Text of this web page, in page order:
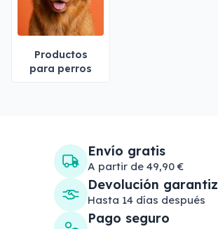
Productos
para perros
Envío gratis
A partir de 49,90 €
Devolución
Hasta 14 días después
Pago seguro